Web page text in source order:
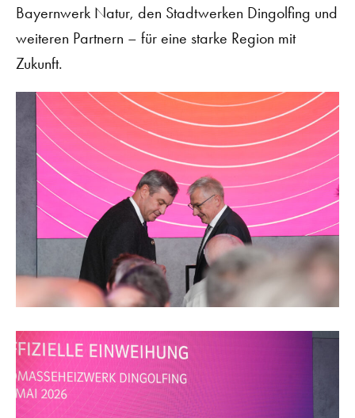
Bayernwerk Natur, den Stadtwerken Dingolfing und
weiteren Partnern – für eine starke Region mit
Zukunft.